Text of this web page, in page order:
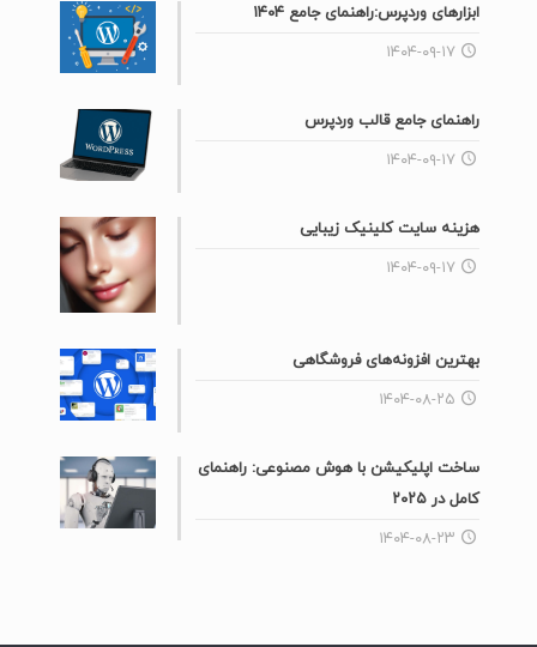
ابزارهای وردپرس:راهنمای جامع ۱۴۰۴
۱۴۰۴-۰۹-۱۷
راهنمای جامع قالب وردپرس
۱۴۰۴-۰۹-۱۷
هزینه سایت کلینیک زیبایی
۱۴۰۴-۰۹-۱۷
بهترین افزونه‌های فروشگاهی
۱۴۰۴-۰۸-۲۵
ساخت اپلیکیشن با هوش مصنوعی: راهنمای
کامل در ۲۰۲۵
۱۴۰۴-۰۸-۲۳